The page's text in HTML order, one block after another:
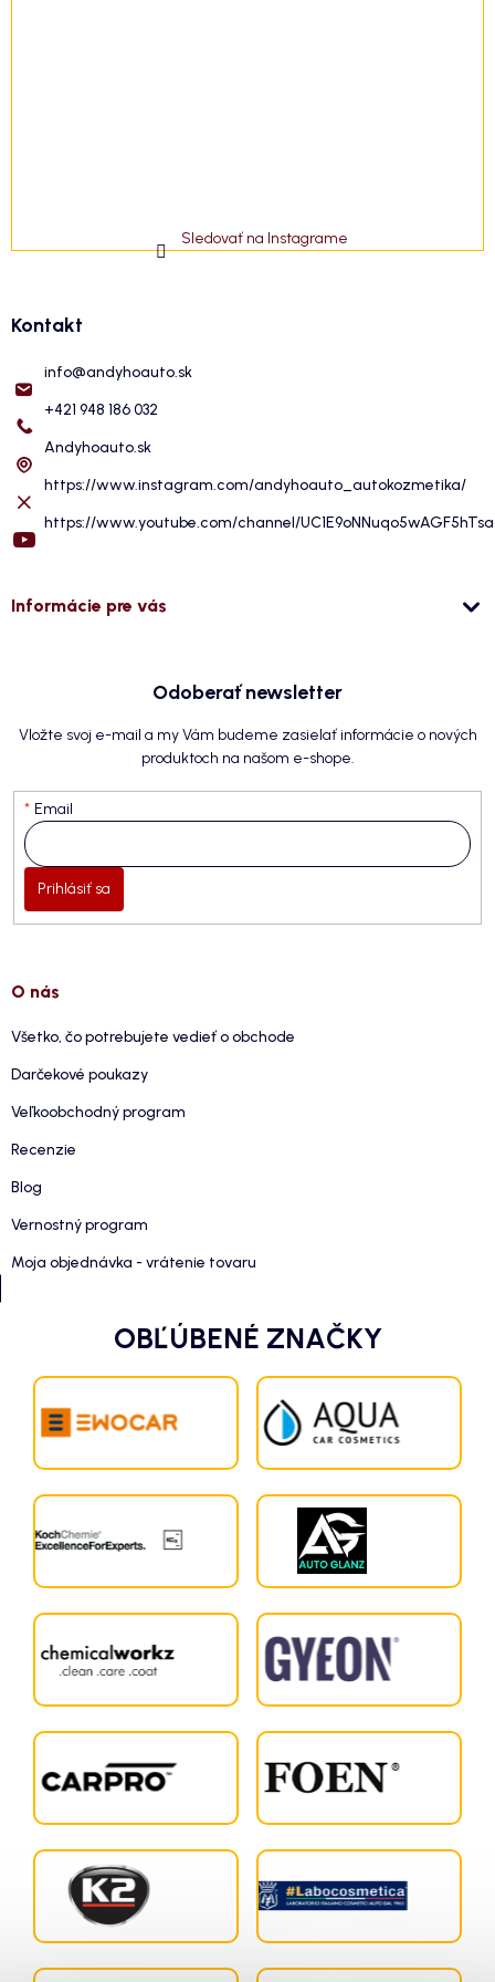
Sledovať na Instagrame
Kontakt
info@andyhoauto.sk
+421 948 186 032
Andyhoauto.sk
https://www.instagram.com/andyhoauto_autokozmetika/
https://www.youtube.com/channel/
Informácie pre vás
Odoberať newsletter
Vložte svoj e-mail a my Vám budeme zasielať informácie o nových
produktoch na našom e-shope.
Email
Prihlásiť sa
O nás
Všetko, čo potrebujete vedieť o obchode
Darčekové poukazy
Veľkoobchodný program
Recenzie
Blog
Vernostný program
Moja objednávka - vrátenie tovaru
OBĽÚBENÉ ZNAČKY